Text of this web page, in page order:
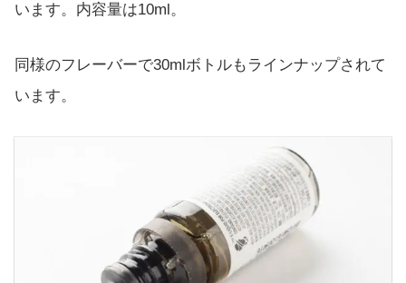
います。内容量は10ml。
同様のフレーバーで30mlボトルもラインナップされて
います。